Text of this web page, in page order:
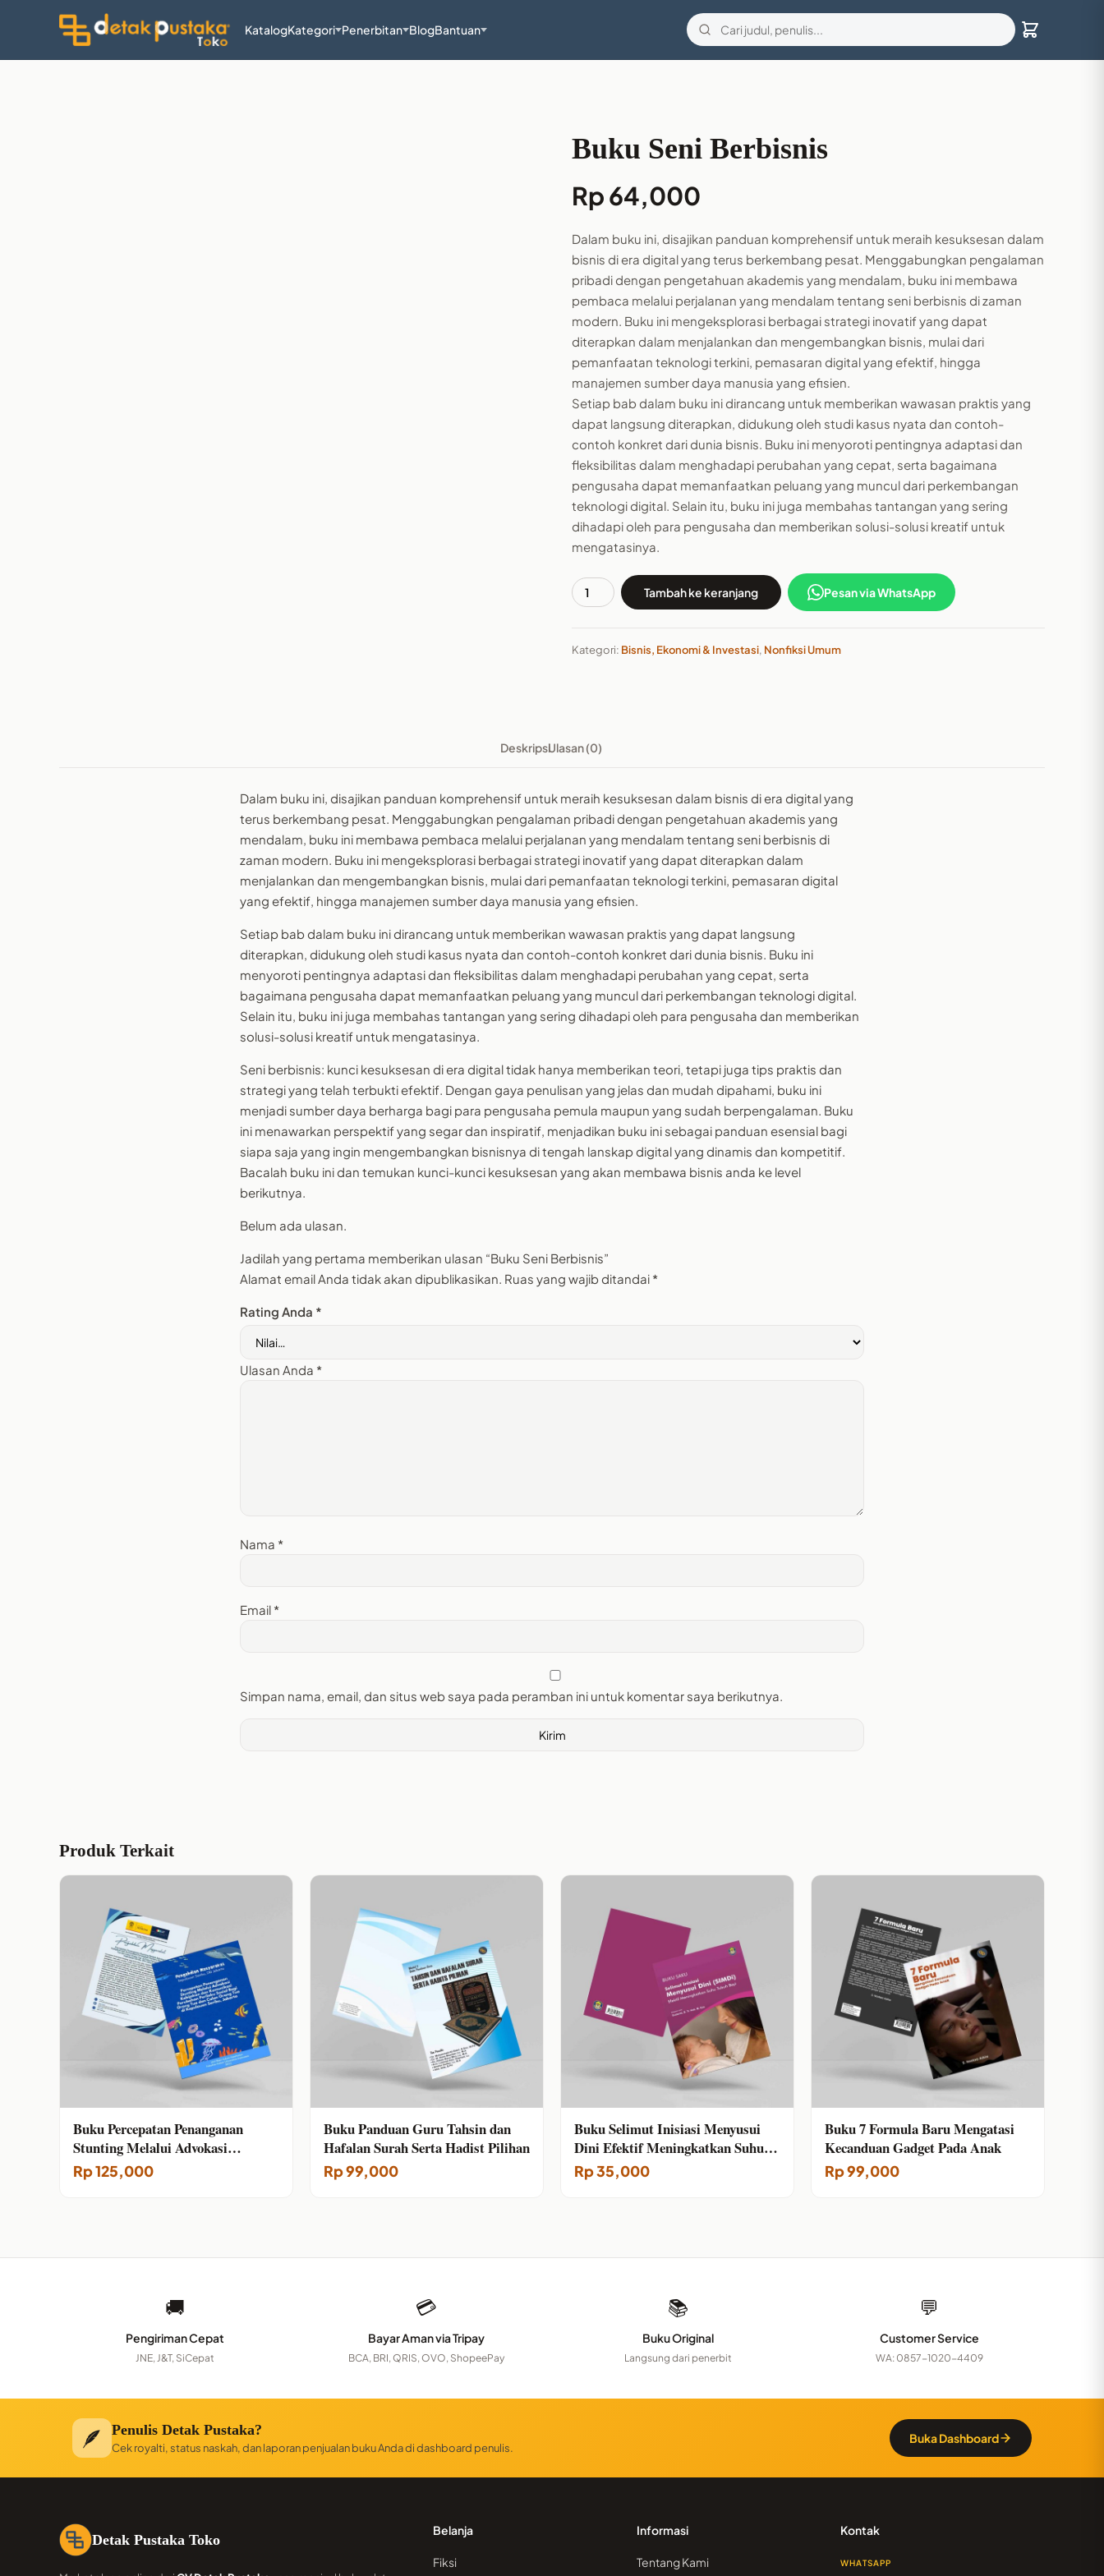
KatalogKategori Penerbitan BlogBantuan
Buku Seni Berbisnis
Rp64,000
Dalam buku ini, disajikan panduan komprehensif untuk meraih kesuksesan dalam
bisnis di era digital yang terus berkembang pesat. Menggabungkan pengalaman
pribadi dengan pengetahuan akademis yang mendalam, buku ini membawa
pembaca melalui perjalanan yang mendalam tentang seni berbisnis di zaman
modern. Buku ini mengeksplorasi berbagai strategi inovatif yang dapat
diterapkan dalam menjalankan dan mengembangkan bisnis, mulai dari
pemanfaatan teknologi terkini, pemasaran digital yang efektif, hingga
manajemen sumber daya manusia yang efisien.
Setiap bab dalam buku ini dirancang untuk memberikan wawasan praktis yang
dapat langsung diterapkan, didukung oleh studi kasus nyata dan contoh-
contoh konkret dari dunia bisnis. Buku ini menyoroti pentingnya adaptasi dan
fleksibilitas dalam menghadapi perubahan yang cepat, serta bagaimana
pengusaha dapat memanfaatkan peluang yang muncul dari perkembangan
teknologi digital. Selain itu, buku ini juga membahas tantangan yang sering
dihadapi oleh para pengusaha dan memberikan solusi-solusi kreatif untuk
mengatasinya.
Kuantitas
Berbisnis
Tambah ke keranjang Pesan via WhatsApp
Kategori: Bisnis, Ekonomi & Investasi, Nonfiksi Umum
DeskripsiUlasan (0)
Dalam buku ini, disajikan panduan komprehensif untuk meraih kesuksesan dalam bisnis di era digital yang
terus berkembang pesat. Menggabungkan pengalaman pribadi dengan pengetahuan akademis yang
mendalam, buku ini membawa pembaca melalui perjalanan yang mendalam tentang seni berbisnis di
zaman modern. Buku ini mengeksplorasi berbagai strategi inovatif yang dapat diterapkan dalam
menjalankan dan mengembangkan bisnis, mulai dari pemanfaatan teknologi terkini, pemasaran digital
yang efektif, hingga manajemen sumber daya manusia yang efisien.
Setiap bab dalam buku ini dirancang untuk memberikan wawasan praktis yang dapat langsung
diterapkan, didukung oleh studi kasus nyata dan contoh-contoh konkret dari dunia bisnis. Buku ini
menyoroti pentingnya adaptasi dan fleksibilitas dalam menghadapi perubahan yang cepat, serta
bagaimana pengusaha dapat memanfaatkan peluang yang muncul dari perkembangan teknologi digital.
Selain itu, buku ini juga membahas tantangan yang sering dihadapi oleh para pengusaha dan memberikan
solusi-solusi kreatif untuk mengatasinya.
Seni berbisnis: kunci kesuksesan di era digital tidak hanya memberikan teori, tetapi juga tips praktis dan
strategi yang telah terbukti efektif. Dengan gaya penulisan yang jelas dan mudah dipahami, buku ini
menjadi sumber daya berharga bagi para pengusaha pemula maupun yang sudah berpengalaman. Buku
ini menawarkan perspektif yang segar dan inspiratif, menjadikan buku ini sebagai panduan esensial bagi
siapa saja yang ingin mengembangkan bisnisnya di tengah lanskap digital yang dinamis dan kompetitif.
Bacalah buku ini dan temukan kunci-kunci kesuksesan yang akan membawa bisnis anda ke level
berikutnya.
Belum ada ulasan.
Jadilah yang pertama memberikan ulasan “Buku Seni Berbisnis”
Alamat email Anda tidak akan dipublikasikan. Ruas yang wajib ditandai *
Rating Anda *
Ulasan Anda *
Nama *
Email *
Simpan nama, email, dan situs web saya pada peramban ini untuk komentar saya berikutnya.
Produk Terkait
Buku Percepatan Penanganan
Stunting Melalui Advokasi
Kebijakan dan Komunikasi
Perubahan Perilaku Sosial
Rp125,000
Buku Panduan Guru Tahsin dan
Hafalan Surah Serta Hadist Pilihan
Rp99,000
Buku Selimut Inisiasi Menyusui
Dini Efektif Meningkatkan Suhu
Tubuh Bayi
Rp35,000
Buku 7 Formula Baru Mengatasi
Kecanduan Gadget Pada Anak
Rp99,000
🚚
Pengiriman Cepat
JNE, J&T, SiCepat
💳
Bayar Aman via Tripay
BCA, BRI, QRIS, OVO, ShopeePay
📚
Buku Original
Langsung dari penerbit
💬
Customer Service
WA: 0857-1020-4409
🪶 Penulis Detak Pustaka?
Cek royalti, status naskah, dan laporan penjualan buku Anda di dashboard penulis.
Buka Dashboard
Detak Pustaka Toko
Belanja
Fiksi
Informasi
Tentang Kami
Kontak
WHATSAPP